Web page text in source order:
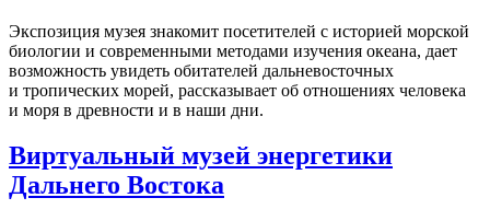
Экспозиция музея знакомит посетителей с историей морской
биологии и современными методами изучения океана, дает
возможность увидеть обитателей дальневосточных
и тропических морей, рассказывает об отношениях человека
и моря в древности и в наши дни.
Виртуальный музей энергетики
Дальнего Востока